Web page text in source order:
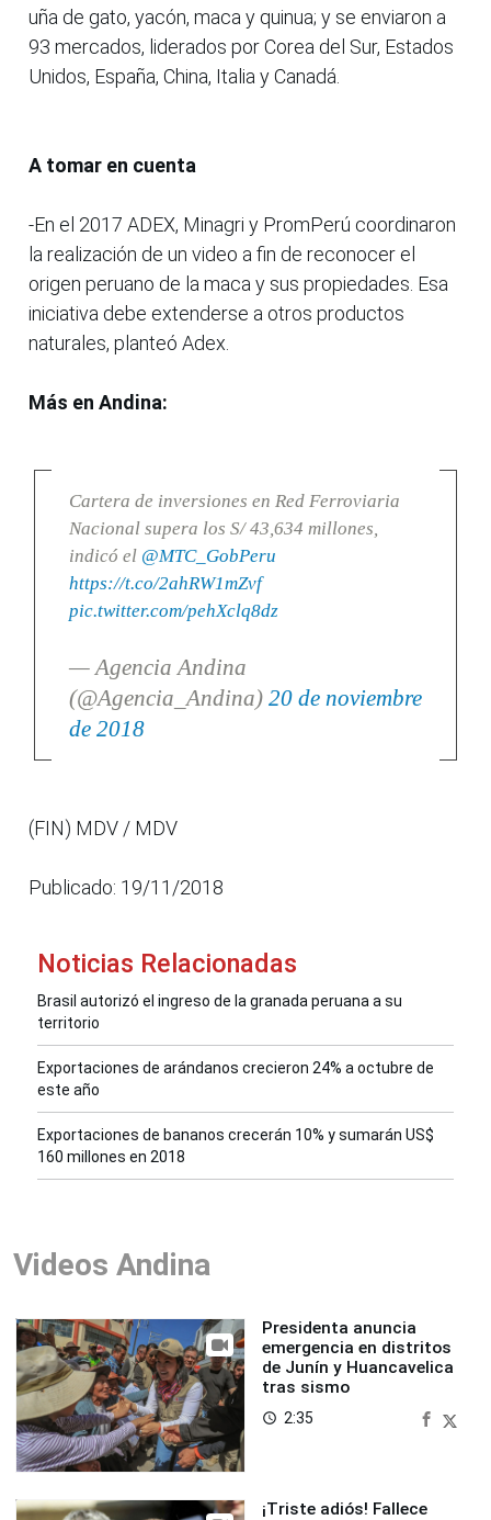
uña de gato, yacón, maca y quinua; y se enviaron a
93 mercados, liderados por Corea del Sur, Estados
Unidos, España, China, Italia y Canadá.
A tomar en cuenta
-En el 2017 ADEX, Minagri y PromPerú coordinaron
la realización de un video a fin de reconocer el
origen peruano de la maca y sus propiedades. Esa
iniciativa debe extenderse a otros productos
naturales, planteó Adex.
Más en Andina:
Cartera de inversiones en Red Ferroviaria
Nacional supera los S/ 43,634 millones,
indicó el @MTC_GobPeru
https://t.co/2ahRW1mZvf
pic.twitter.com/pehXclq8dz
— Agencia Andina
(@Agencia_Andina) 20 de noviembre
de 2018
(FIN) MDV / MDV
Publicado: 19/11/2018
Noticias Relacionadas
Brasil autorizó el ingreso de la granada peruana a su
territorio
Exportaciones de arándanos crecieron 24% a octubre de
este año
Exportaciones de bananos crecerán 10% y sumarán US$
160 millones en 2018
Videos Andina
Presidenta anuncia
emergencia en distritos
de Junín y Huancavelica
tras sismo
access_time 2:35
¡Triste adiós! Fallece